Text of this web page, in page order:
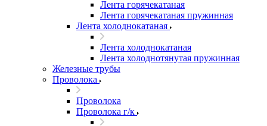
Лента горячекатаная
Лента горячекатаная пружинная
Лента холоднокатаная
Лента холоднокатаная
Лента холоднотянутая пружинная
Железные трубы
Проволока
Проволока
Проволока г/к